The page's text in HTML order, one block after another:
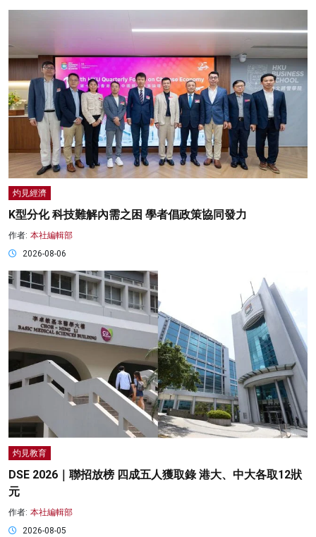
灼見經濟
K型分化 科技難解內需之困 學者倡政策協同發力
作者: 本社編輯部
2026-08-06
灼見教育
DSE 2026｜聯招放榜 四成五人獲取錄 港大、中大各取12狀
元
作者: 本社編輯部
2026-08-05